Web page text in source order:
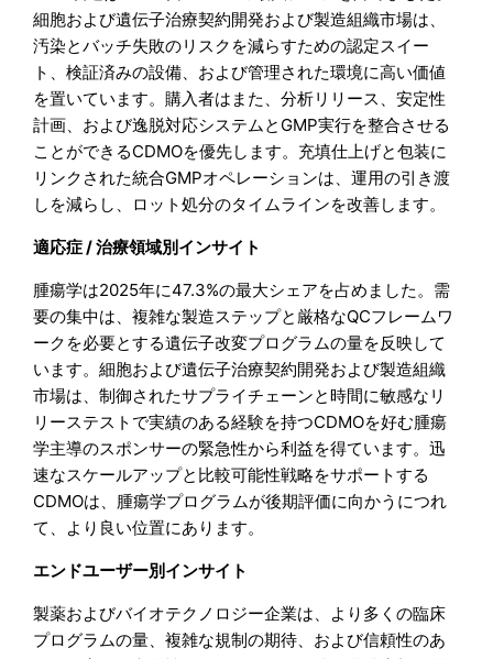
細胞および遺伝子治療契約開発および製造組織市場は、
汚染とバッチ失敗のリスクを減らすための認定スイー
ト、検証済みの設備、および管理された環境に高い価値
を置いています。購入者はまた、分析リリース、安定性
計画、および逸脱対応システムとGMP実行を整合させる
ことができるCDMOを優先します。充填仕上げと包装に
リンクされた統合GMPオペレーションは、運用の引き渡
しを減らし、ロット処分のタイムラインを改善します。
適応症 / 治療領域別インサイト
腫瘍学は2025年に47.3%の最大シェアを占めました。需
要の集中は、複雑な製造ステップと厳格なQCフレームワ
ークを必要とする遺伝子改変プログラムの量を反映して
います。細胞および遺伝子治療契約開発および製造組織
市場は、制御されたサプライチェーンと時間に敏感なリ
リーステストで実績のある経験を持つCDMOを好む腫瘍
学主導のスポンサーの緊急性から利益を得ています。迅
速なスケールアップと比較可能性戦略をサポートする
CDMOは、腫瘍学プログラムが後期評価に向かうにつれ
て、より良い位置にあります。
エンドユーザー別インサイト
製薬およびバイオテクノロジー企業は、より多くの臨床
プログラムの量、複雑な規制の期待、および信頼性のあ